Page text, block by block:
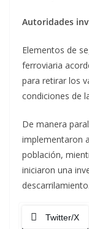
Autoridades
Elementos de
ferroviaria
para retirar los
condiciones de
De manera
implementaron
población,
iniciaron una
descarrilamiento.
Twitter/X